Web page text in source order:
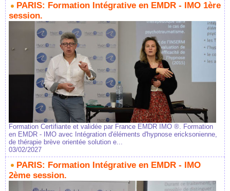
PARIS: Formation Intégrative en EMDR - IMO 1ère
session.
Formation Certifiante et validée par France EMDR IMO ®. Formation
en EMDR - IMO avec Intégration d'éléments d'hypnose ericksonienne,
de thérapie brève orientée solution e...
03/02/2027
PARIS: Formation Intégrative en EMDR - IMO
2ème session.